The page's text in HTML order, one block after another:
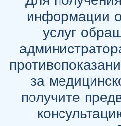
информации
услуг
за
получите